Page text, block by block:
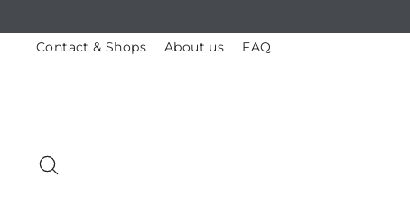
contentContact & Shops About us FAQ